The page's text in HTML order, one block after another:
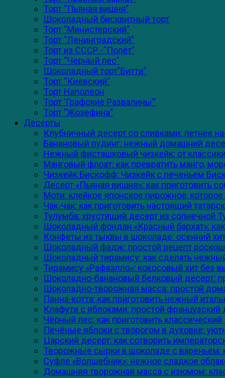
Торт “Пьяная вишня”
Шоколадный бисквитный торт
Торт “Министерский”
Торт “Ленинградский”
Торт из СССР -“Полёт”
Торт “Черный лес”
Шоколадный торт”Битти”
Торт “Киевский”
Торт Наполеон
Торт ‘Графские Развалины’”
Торт “Жозефина”
Десерты
Клубничный десерт со сливками: летнее
Банановый пудинг: нежный домашний
Нежный фисташковый чизкейк: от
Манговый флоат: как превратить манго,
Чизкейк Бискофф: Чизкейк с печеньем
Десерт «Пьяная вишня»: как приготовить
Моти: клейкое японское пирожное, которое
Чак-чак: как приготовить настоящий
Тулумба: хрустящий десерт из солнечной
Шоколадный фондан «Красный бархат»:
Конфеты из тыквы в шоколаде: осенний
Шоколадный фадж: простой рецепт
Шоколадный тирамису: как сделать
Тирамису «Рафаэлло»: кокосовый хит без
Шоколадно-банановый белковый десерт:
Шоколадно-творожная масса: простой
Панна-котта: как приготовить нежный
Клафути с яблоками: простой французский
Чёрный лес: как приготовить
Печёные яблоки с творогом в духовке:
Царский десерт: как сотворить
Творожные сырки в шоколаде с вареньем:
Суфле «Волшебник»: нежное сладкое
Домашняя творожная масса с изюмом: